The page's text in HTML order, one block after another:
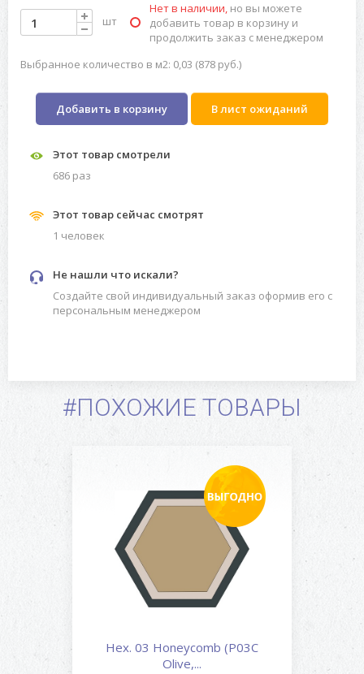
шт
Нет в наличии, но вы можете
добавить товар в корзину и
продолжить заказ с менеджером
Выбранное количество в м2: 0,03 (878 руб.)
Добавить в корзину В лист ожиданий
Этот товар смотрели
686 раз
Этот товар сейчас смотрят
1 человек
Не нашли что искали?
Создайте свой индивидуальный заказ оформив его с
персональным менеджером
#ПОХОЖИЕ ТОВАРЫ
Hex. 03 Honeycomb (P03C
Olive,...